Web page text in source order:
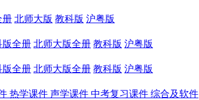
册 北师大版 教科版 沪粤版
版全册 北师大版全册 教科版 沪粤版
版全册 北师大版全册 教科版 沪粤版
热学课件 声学课件 中考复习课件 综合及软件